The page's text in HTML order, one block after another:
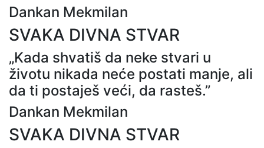
Dankan Mekmilan
SVAKA DIVNA STVAR
„Kada shvatiš da neke stvari u
životu nikada neće postati manje, ali
da ti postaješ veći, da rasteš.”
Dankan Mekmilan
SVAKA DIVNA STVAR